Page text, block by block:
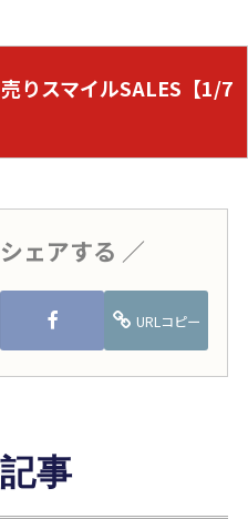
りスマイルSALES【1/7
ェアする ／
URLコピー
事